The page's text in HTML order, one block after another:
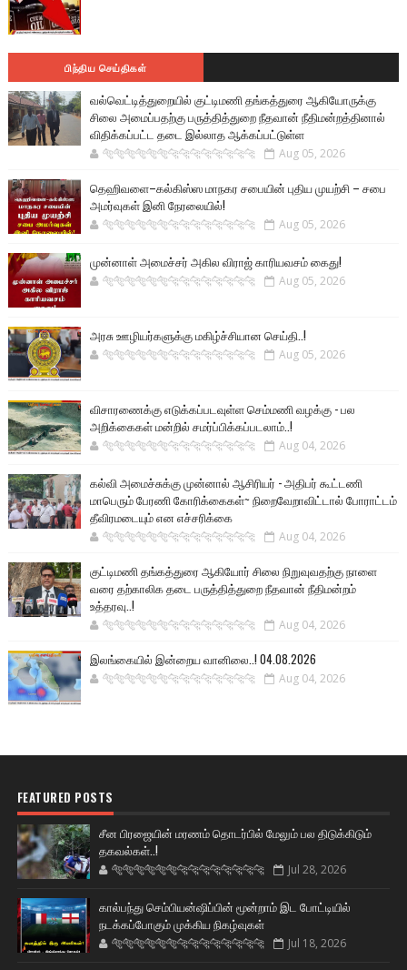
பிந்திய செய்திகள்
வல்வெட்டித்துறையில் குட்டிமணி தங்கத்துரை ஆகியோருக்கு
சிலை அமைப்பதற்கு பருத்தித்துறை நீதவான் நீதிமன்றத்தினால்
விதிக்கப்பட்ட தடை இல்லாத ஆக்கப்பட்டுள்ள
🐅🐅🐅🐅🐅🐅🐆🐆🐆🐆🐆🐆🐆🐆 Aug 05, 2026
தெஹிவளை–கல்கிஸ்ஸ மாநகர சபையின் புதிய முயற்சி – சபை
அமர்வுகள் இனி நேரலையில்!
🐅🐅🐅🐅🐅🐅🐆🐆🐆🐆🐆🐆🐆🐆 Aug 05, 2026
முன்னாள் அமைச்சர் அகில விராஜ் காரியவசம் கைது!
🐅🐅🐅🐅🐅🐅🐆🐆🐆🐆🐆🐆🐆🐆 Aug 05, 2026
அரசு ஊழியர்களுக்கு மகிழ்ச்சியான செய்தி..!
🐅🐅🐅🐅🐅🐅🐆🐆🐆🐆🐆🐆🐆🐆 Aug 05, 2026
விசாரணைக்கு எடுக்கப்படவுள்ள செம்மணி வழக்கு - பல
அறிக்கைகள் மன்றில் சமர்ப்பிக்கப்படலாம்..!
🐅🐅🐅🐅🐅🐅🐆🐆🐆🐆🐆🐆🐆🐆 Aug 04, 2026
கல்வி அமைச்சுக்கு முன்னால் ஆசிரியர் - அதிபர் கூட்டணி
மாபெரும் பேரணி கோரிக்கைகள்~ நிறைவேறாவிட்டால் போராட்டம்
தீவிரமடையும் என எச்சரிக்கை
🐅🐅🐅🐅🐅🐅🐆🐆🐆🐆🐆🐆🐆🐆 Aug 04, 2026
குட்டிமணி தங்கத்துரை ஆகியோர் சிலை நிறுவுவதற்கு நாளை
வரை தற்காலிக தடை பருத்தித்துறை நீதவான் நீதிமன்றம்
உத்தரவு..!
🐅🐅🐅🐅🐅🐅🐆🐆🐆🐆🐆🐆🐆🐆 Aug 04, 2026
இலங்கையில் இன்றைய வானிலை..! 04.08.2026
🐅🐅🐅🐅🐅🐅🐆🐆🐆🐆🐆🐆🐆🐆 Aug 04, 2026
FEATURED POSTS
சீன பிரஜையின் மரணம் தொடர்பில் மேலும் பல திடுக்கிடும்
தகவல்கள்..!
🐅🐅🐅🐅🐅🐅🐆🐆🐆🐆🐆🐆🐆🐆 Jul 28, 2026
கால்பந்து செம்பியன்ஷிப்பின் மூன்றாம் இட போட்டியில்
நடக்கப்போகும் முக்கிய நிகழ்வுகள்
🐅🐅🐅🐅🐅🐅🐆🐆🐆🐆🐆🐆🐆🐆 Jul 18, 2026